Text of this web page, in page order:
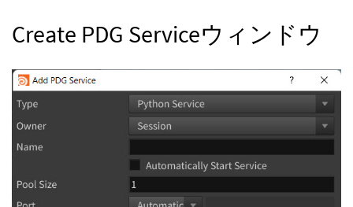
Create PDG Serviceウィンドウ